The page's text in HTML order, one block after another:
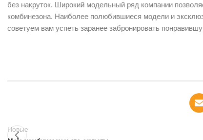
без накруток. Широкий модельный ряд компании
комбинезона. Наиболее полюбившиеся модели и
советуем вам успеть заранее забронировать
Новые